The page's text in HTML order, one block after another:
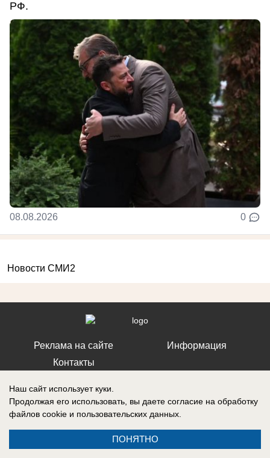
РФ.
08.08.2026 0
Новости СМИ2
Реклама на сайте
Контакты
Информация
Федеральной службой по надзору в сфере связи, информационных
технологий и массовых коммуникаций (Роскомнадзор) 10 ноября 2023
Наш сайт использует куки.
Продолжая его использовать, вы даете согласие на обработку
файлов cookie и пользовательских данных.
ПОНЯТНО